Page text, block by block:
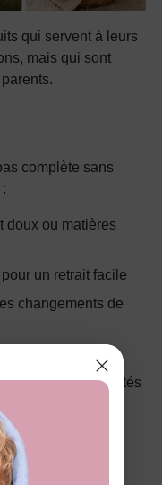
qui servent à leurs
mais qui sont
complète sans
doux ou matières
un retrait facile
changements de
multipack de
possibilités